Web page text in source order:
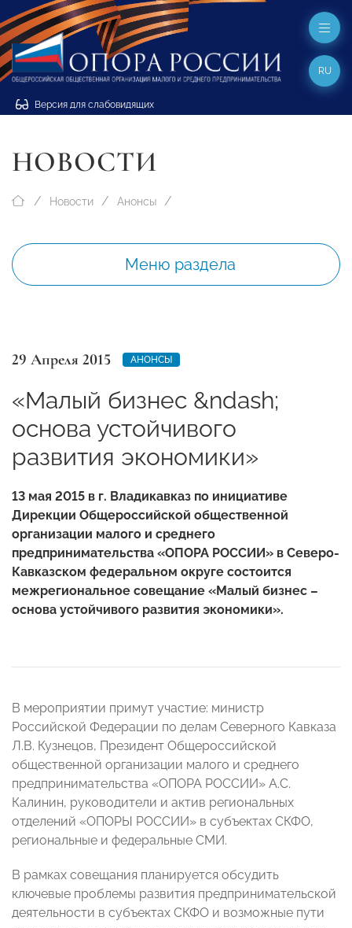
Версия для слабовидящих
RU
НОВОСТИ
Новости Анонсы
Меню раздела
29 Апреля 2015 АНОНСЫ
«Малый бизнес &ndash;
основа устойчивого
развития экономики»
13 мая 2015 в г. Владикавказ по инициативе
Дирекции Общероссийской общественной
организации малого и среднего
предпринимательства «ОПОРА РОССИИ» в Северо-
Кавказском федеральном округе состоится
межрегиональное совещание «Малый бизнес –
основа устойчивого развития экономики».
В мероприятии примут участие: министр
Российской Федерации по делам Северного Кавказа
Л.В. Кузнецов, Президент Общероссийской
общественной организации малого и среднего
предпринимательства «ОПОРА РОССИИ» А.С.
Калинин, руководители и актив региональных
отделений «ОПОРЫ РОССИИ» в субъектах СКФО,
региональные и федеральные СМИ.
В рамках совещания планируется обсудить
ключевые проблемы развития предпринимательской
деятельности в субъектах СКФО и возможные пути